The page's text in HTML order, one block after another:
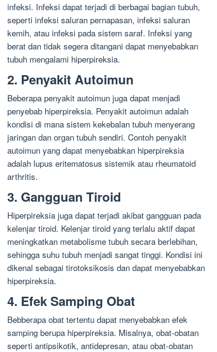
infeksi. Infeksi dapat terjadi di berbagai bagian tubuh,
seperti infeksi saluran pernapasan, infeksi saluran
kemih, atau infeksi pada sistem saraf. Infeksi yang
berat dan tidak segera ditangani dapat menyebabkan
tubuh mengalami hiperpireksia.
2. Penyakit Autoimun
Beberapa penyakit autoimun juga dapat menjadi
penyebab hiperpireksia. Penyakit autoimun adalah
kondisi di mana sistem kekebalan tubuh menyerang
jaringan dan organ tubuh sendiri. Contoh penyakit
autoimun yang dapat menyebabkan hiperpireksia
adalah lupus eritematosus sistemik atau rheumatoid
arthritis.
3. Gangguan Tiroid
Hiperpireksia juga dapat terjadi akibat gangguan pada
kelenjar tiroid. Kelenjar tiroid yang terlalu aktif dapat
meningkatkan metabolisme tubuh secara berlebihan,
sehingga suhu tubuh menjadi sangat tinggi. Kondisi ini
dikenal sebagai tirotoksikosis dan dapat menyebabkan
hiperpireksia.
4. Efek Samping Obat
Bebberapa obat tertentu dapat menyebabkan efek
samping berupa hiperpireksia. Misalnya, obat-obatan
seperti antipsikotik, antidepresan, atau obat-obatan